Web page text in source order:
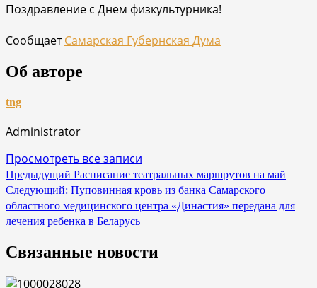
Поздравление с Днем физкультурника!
СообщаетСамарская Губернская Дума
Об авторе
tng
Administrator
Просмотреть все записи
Навигация
по
записям
Предыдущий Расписание театральных маршрутов на май
Следующий: Пуповинная кровь из банка Самарского
областного медицинского центра «Династия» передана для
лечения ребенка в Беларусь
Связанные новости